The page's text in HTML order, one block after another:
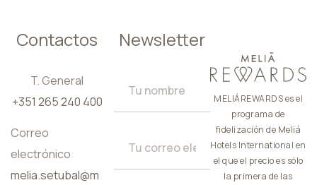
Contactos
T. General
+351 265 240 400
Correo
electrónico
melia.setubal@m
Newsletter
MELIÁREWARDS es el
programa de
fidelización de Meliá
Hotels International en
el que el precio es sólo
la primera de las